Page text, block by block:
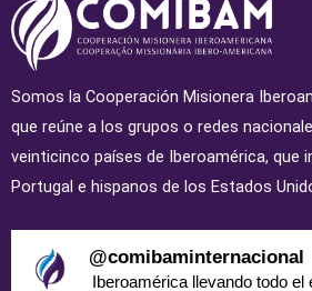
Somos la Cooperación Misionera
que reúne a los grupos o redes
veinticinco países de Iberoamérica, que
Portugal e hispanos de los Estados
@comibaminternacional
Iberoamérica llevando todo